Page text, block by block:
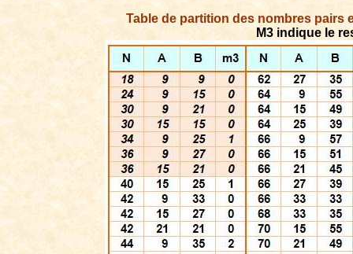
Table de partition des nombres pairs
M3 indique le